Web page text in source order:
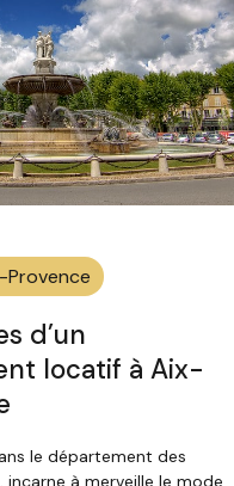
Provence
d’un
locatif à Aix-
le département des
à merveille le mode